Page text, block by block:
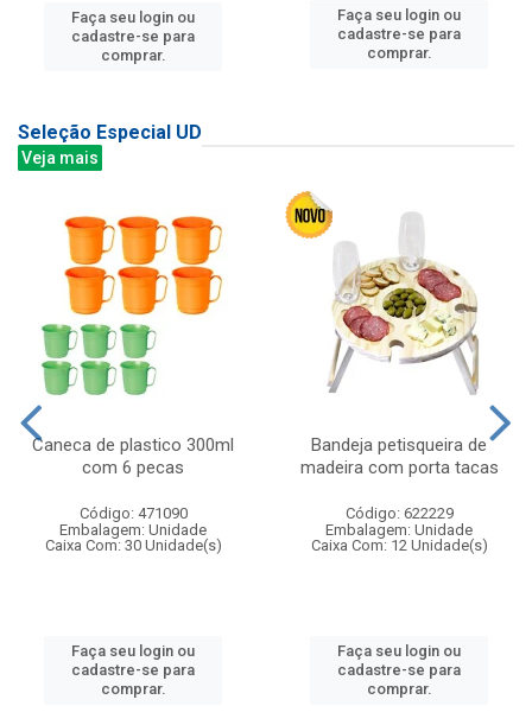
Faça seu login ou
cadastre-se para
comprar.
Faça seu login ou
cadastre-se para
comprar.
Seleção Especial UD
Veja mais
Caneca de plastico 300ml
com 6 pecas
Código: 471090
Embalagem: Unidade
Caixa Com: 30 Unidade(s)
Faça seu login ou
cadastre-se para
comprar.
Bandeja petisqueira de
madeira com porta tacas
Código: 622229
Embalagem: Unidade
Caixa Com: 12 Unidade(s)
Faça seu login ou
cadastre-se para
comprar.